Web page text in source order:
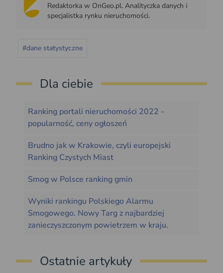
Redaktorka w OnGeo.pl. Analityczka danych i
specjalistka rynku nieruchomości.
#dane statystyczne
Dla ciebie
Ranking portali nieruchomości 2022 -
popularność, ceny ogłoszeń
Brudno jak w Krakowie, czyli europejski
Ranking Czystych Miast
Smog w Polsce ranking gmin
Wyniki rankingu Polskiego Alarmu
Smogowego. Nowy Targ z najbardziej
zanieczyszczonym powietrzem w kraju.
Ostatnie artykuły